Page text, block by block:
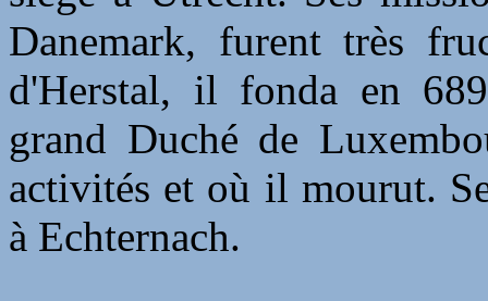
Danemark, furent très
d'Herstal, il fonda en
grand Duché de
activités et où il mourut.
à Echternach.